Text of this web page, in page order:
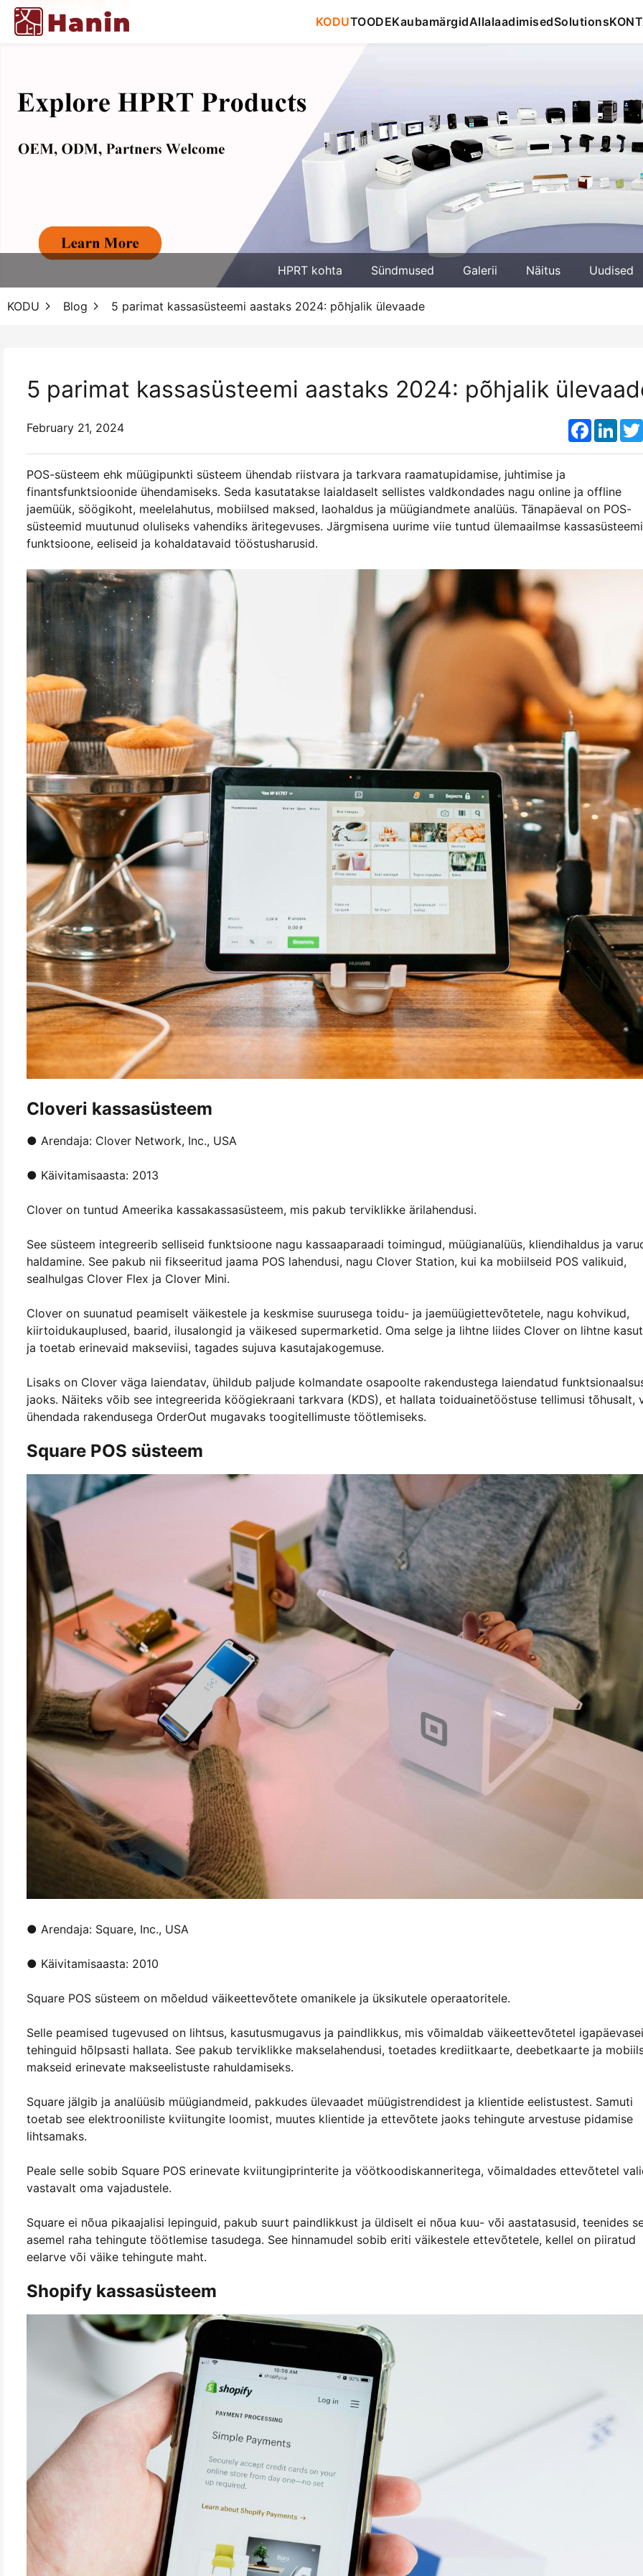
KODUTOODEKaubamärgidAllalaadimisedSolutions
HPRT kohta Sündmused Galerii Näitus Uudised
KODU Blog 5 parimat kassasüsteemi aastaks 2024: põhjalik ülevaade
5 parimat kassasüsteemi aastaks 2024: põhjalik
February 21, 2024
POS-süsteem ehk müügipunkti süsteem ühendab riistvara ja tarkvara raamatupidamise, juhtimise ja
finantsfunktsioonide ühendamiseks. Seda kasutatakse laialdaselt sellistes valdkondades nagu online ja offline
jaemüük, söögikoht, meelelahutus, mobiilsed maksed, laohaldus ja müügiandmete analüüs. Tänapäeval on POS-
süsteemid muutunud oluliseks vahendiks äritegevuses. Järgmisena uurime viie tuntud ülemaailmse kassasüsteemi
funktsioone, eeliseid ja kohaldatavaid tööstusharusid.
Cloveri kassasüsteem
● Arendaja: Clover Network, Inc., USA
● Käivitamisaasta: 2013
Clover on tuntud Ameerika kassakassasüsteem, mis pakub terviklikke ärilahendusi.
See süsteem integreerib selliseid funktsioone nagu kassaaparaadi toimingud, müügianalüüs, kliendihaldus ja
haldamine. See pakub nii fikseeritud jaama POS lahendusi, nagu Clover Station, kui ka mobiilseid POS valikuid,
sealhulgas Clover Flex ja Clover Mini.
Clover on suunatud peamiselt väikestele ja keskmise suurusega toidu- ja jaemüügiettevõtetele, nagu kohvikud,
kiirtoidukauplused, baarid, ilusalongid ja väikesed supermarketid. Oma selge ja lihtne liides Clover on lihtne
ja toetab erinevaid makseviisi, tagades sujuva kasutajakogemuse.
Lisaks on Clover väga laiendatav, ühildub paljude kolmandate osapoolte rakendustega laiendatud
jaoks. Näiteks võib see integreerida köögiekraani tarkvara (KDS), et hallata toiduainetööstuse tellimusi tõhusalt,
ühendada rakendusega OrderOut mugavaks toogitellimuste töötlemiseks.
Square POS süsteem
● Arendaja: Square, Inc., USA
● Käivitamisaasta: 2010
Square POS süsteem on mõeldud väikeettevõtete omanikele ja üksikutele operaatoritele.
Selle peamised tugevused on lihtsus, kasutusmugavus ja paindlikkus, mis võimaldab väikeettevõtetel
tehinguid hõlpsasti hallata. See pakub terviklikke makselahendusi, toetades krediitkaarte, deebetkaarte ja
makseid erinevate makseelistuste rahuldamiseks.
Square jälgib ja analüüsib müügiandmeid, pakkudes ülevaadet müügistrendidest ja klientide eelistustest. Samuti
toetab see elektrooniliste kviitungite loomist, muutes klientide ja ettevõtete jaoks tehingute arvestuse pidamise
lihtsamaks.
Peale selle sobib Square POS erinevate kviitungiprinterite ja vöötkoodiskanneritega, võimaldades ettevõtetel
vastavalt oma vajadustele.
Square ei nõua pikaajalisi lepinguid, pakub suurt paindlikkust ja üldiselt ei nõua kuu- või aastatasusid, teenides
asemel raha tehingute töötlemise tasudega. See hinnamudel sobib eriti väikestele ettevõtetele, kellel on piiratud
eelarve või väike tehingute maht.
Shopify kassasüsteem